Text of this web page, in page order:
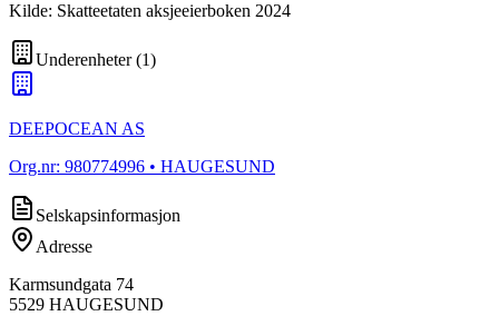
Kilde: Skatteetaten aksjeeierboken 2024
Underenheter(1)
DEEPOCEAN AS
Org.nr: 980774996 • HAUGESUND
Selskapsinformasjon
Adresse
Karmsundgata 74
5529 HAUGESUND